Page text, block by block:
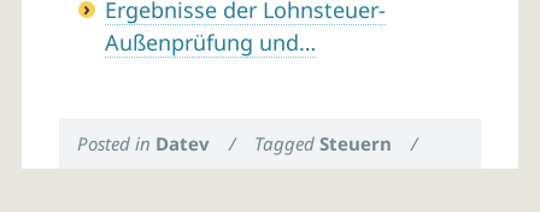
Ergebnisse der Lohnsteuer-
Außenprüfung und…
Posted in Datev / TaggedSteuern /